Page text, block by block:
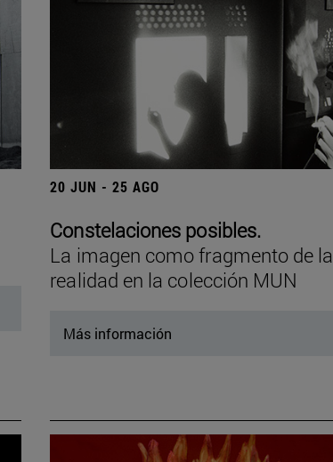
20 JUN - 25 AGO
Constelaciones posibles.
La imagen como fragmento de la
realidad en la colección MUN
Más información